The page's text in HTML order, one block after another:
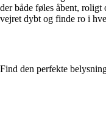
der både føles åbent,
vejret dybt og finde ro i
Find den perfekte